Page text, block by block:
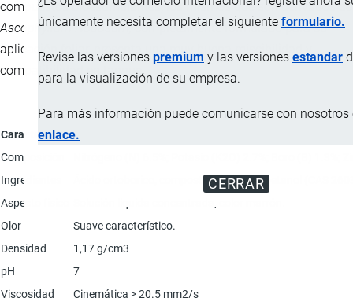
únicamente necesita completar el siguiente formulario.
Revise las versiones premium y las versiones estandar
para la visualización de su empresa.
Para más información puede comunicarse con nosotros
enlace.
CERRAR
compuestos bioestimulantes, los mismos que son derivados de
Ascophyllum Nodosum,completamente formulado para su
aplicación foliar, presenta una muy buena miscibilidad y
compatibilidad en tanque.
Característica
Composición
Nitrógeno (N) 6.5%; Potasio (K2O) 2.7%; Boro (B) 1.3%;
Ingredientes
Ácido ortoborico, composto con 2 aminoetanol (CAS
Aspecto físico
Olor
Suave característico.
Densidad
1,17 g/cm3
pH
7
Viscosidad
Cinemática > 20.5 mm2/s